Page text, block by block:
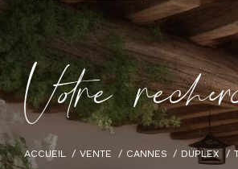
Vore rece
ACCUEIL VENTE CANNES DUPLEX